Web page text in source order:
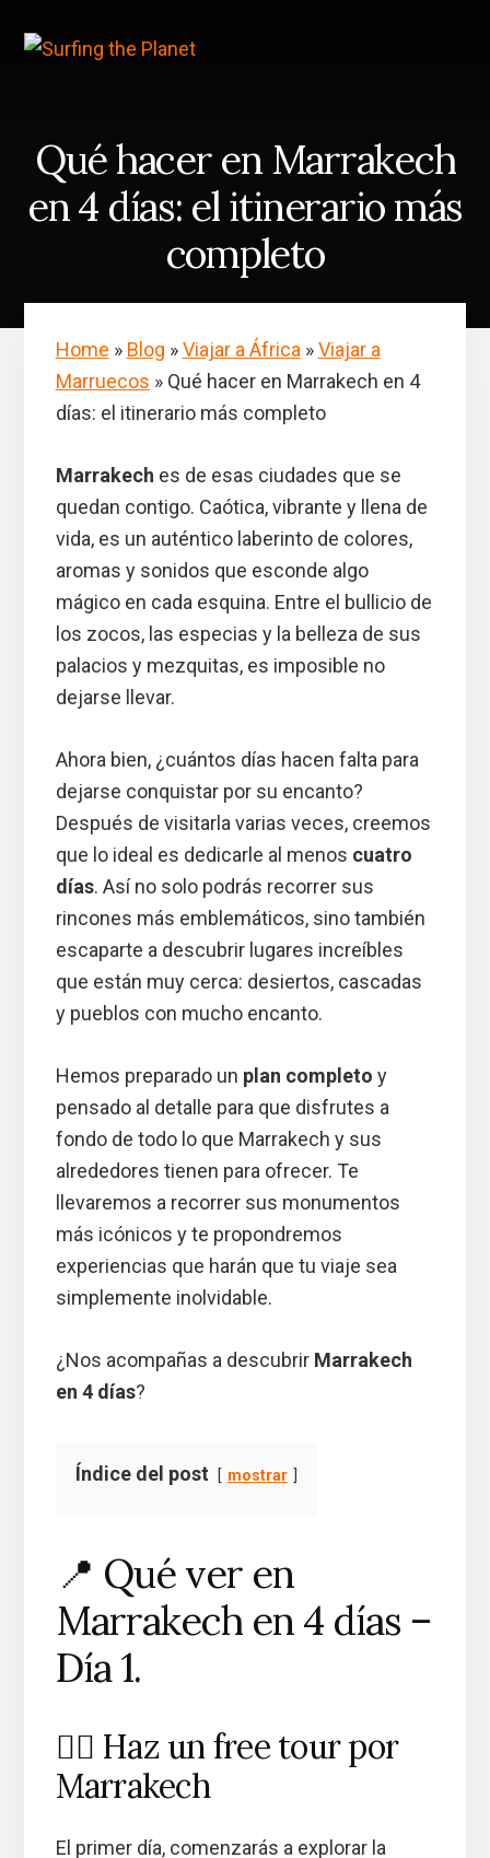
content
Qué hacer en Marrakech
en 4 días: el itinerario más
completo
Home » Blog »Viajar a África»Viajar a
Marruecos » Qué hacer en Marrakech en 4
días: el itinerario más completo
Marrakech es de esas ciudades que se
quedan contigo. Caótica, vibrante y llena de
vida, es un auténtico laberinto de colores,
aromas y sonidos que esconde algo
mágico en cada esquina. Entre el bullicio de
los zocos, las especias y la belleza de sus
palacios y mezquitas, es imposible no
dejarse llevar.
Ahora bien, ¿cuántos días hacen falta para
dejarse conquistar por su encanto?
Después de visitarla varias veces, creemos
que lo ideal es dedicarle al menos cuatro
días. Así no solo podrás recorrer sus
rincones más emblemáticos, sino también
escaparte a descubrir lugares increíbles
que están muy cerca: desiertos, cascadas
y pueblos con mucho encanto.
Hemos preparado un plan completo y
pensado al detalle para que disfrutes a
fondo de todo lo que Marrakech y sus
alrededores tienen para ofrecer. Te
llevaremos a recorrer sus monumentos
más icónicos y te propondremos
experiencias que harán que tu viaje sea
simplemente inolvidable.
¿Nos acompañas a descubrir Marrakech
en 4 días?
Índice del post mostrar
📍 Qué ver en
Marrakech en 4 días –
Día 1.
🚶‍♂️ Haz un free tour por
Marrakech
El primer día, comenzarás a explorar la